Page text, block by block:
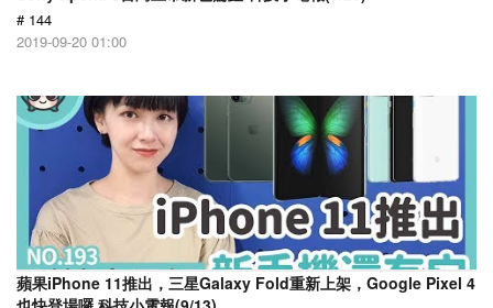
# 144
2019-09-20 01:00
蘋果iPhone 11推出，三星Galaxy Fold重新上架，Google Pixel 4